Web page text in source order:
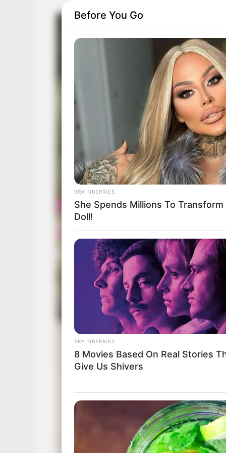
Before You Go
BRAINBERRIES
She Spends Millions To
Doll!
BRAINBERRIES
8 Movies Based On Real Stories
Give Us Shivers